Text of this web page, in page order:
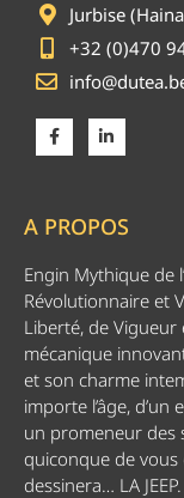
Jurbise
+32 (0)470
A PROPOS
Engin Mythique de
Révolutionnaire et
Liberté, de Vigueur
mécanique
et son charme
importe l’âge,
un promeneur des
quiconque de
dessinera… LA JEEP.